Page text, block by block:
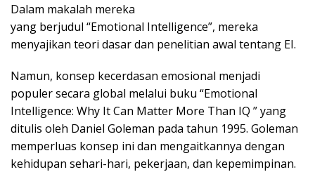
Dalam makalah mereka
yang berjudul “Emotional Intelligence”, mereka
menyajikan teori dasar dan penelitian awal tentang EI.
Namun, konsep kecerdasan emosional menjadi
populer secara global melalui buku “Emotional
Intelligence: Why It Can Matter More Than IQ ” yang
ditulis oleh Daniel Goleman pada tahun 1995. Goleman
memperluas konsep ini dan mengaitkannya dengan
kehidupan sehari-hari, pekerjaan, dan kepemimpinan.